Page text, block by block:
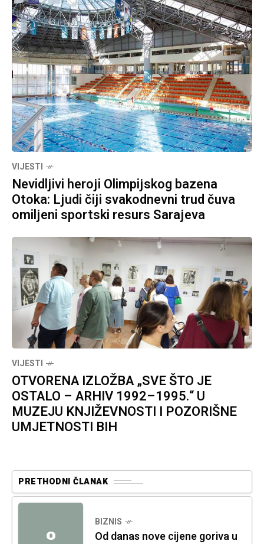
VIJESTI
Nevidljivi heroji Olimpijskog bazena
Otoka: Ljudi čiji svakodnevni trud čuva
omiljeni sportski resurs Sarajeva
VIJESTI
OTVORENA IZLOŽBA „SVE ŠTO JE
OSTALO – ARHIV 1992–1995.“ U
MUZEJU KNJIŽEVNOSTI I POZORIŠNE
UMJETNOSTI BIH
PRETHODNI ČLANAK
O
BIZNIS
Od danas nove cijene goriva u